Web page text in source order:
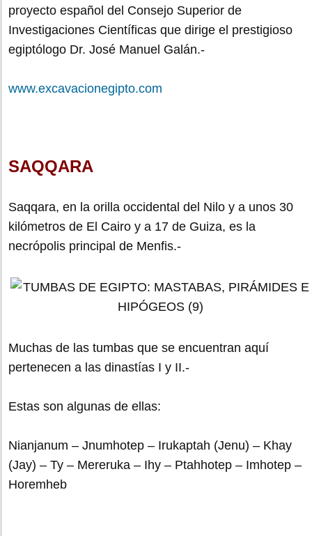
proyecto español del Consejo Superior de
Investigaciones Científicas que dirige el prestigioso
egiptólogo Dr. José Manuel Galán.-
www.excavacionegipto.com
SAQQARA
Saqqara, en la orilla occidental del Nilo y a unos 30
kilómetros de El Cairo y a 17 de Guiza, es la
necrópolis principal de Menfis.-
Muchas de las tumbas que se encuentran aquí
pertenecen a las dinastías I y II.-
Estas son algunas de ellas:
Nianjanum – Jnumhotep – Irukaptah (Jenu) – Khay
(Jay) – Ty – Mereruka – Ihy – Ptahhotep – Imhotep –
Horemheb